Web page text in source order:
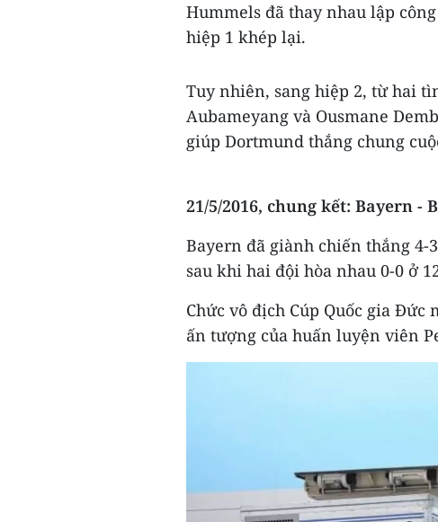
Hummels đã thay nhau lập
hiệp 1 khép lại.​
Tuy nhiên, sang hiệp 2, từ hai
Aubameyang và Ousmane
giúp Dortmund thắng chung
21/5/2016, chung kết: Bayern -
Bayern đã giành chiến thắng
sau khi hai đội hòa nhau 0-0 ở
Chức vô địch Cúp Quốc gia
ấn tượng của huấn luyện viên